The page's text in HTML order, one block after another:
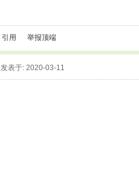
引用 举报顶端
发表于: 2020-03-11